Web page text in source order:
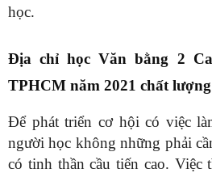
học.
Địa chỉ học Văn bằng 2
TPHCM năm 2021 chất lượng
Để phát triển cơ hội có việc
người học không những phải
có tinh thần cầu tiến cao. Việc